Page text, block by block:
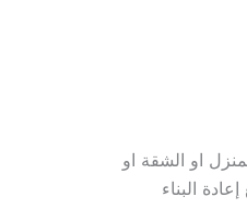
او الشقة او
البناء